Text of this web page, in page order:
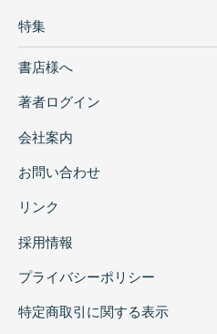
特集
書店様へ
著者ログイン
会社案内
お問い合わせ
リンク
採用情報
プライバシーポリシー
特定商取引に関する表示